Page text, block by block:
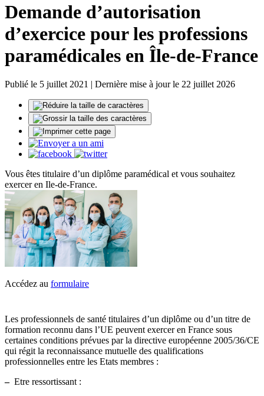
Demande d’autorisation
d’exercice pour les professions
paramédicales en Île-de-France
Publié le 5 juillet 2021 | Dernière mise à jour le 22 juillet 2026
Vous êtes titulaire d’un diplôme paramédical et vous souhaitez
exercer en Ile-de-France.
Accédez au formulaire
Les professionnels de santé titulaires d’un diplôme ou d’un titre de
formation reconnu dans l’UE peuvent exercer en France sous
certaines conditions prévues par la directive européenne 2005/36/CE
qui régit la reconnaissance mutuelle des qualifications
professionnelles entre les Etats membres :
–Etre ressortissant :